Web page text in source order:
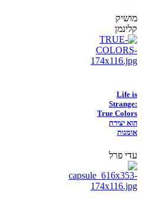
מושיק
קלינמן
Life is
Strange:
True Colors
הוא יצירת
אומנות
עדי פרל